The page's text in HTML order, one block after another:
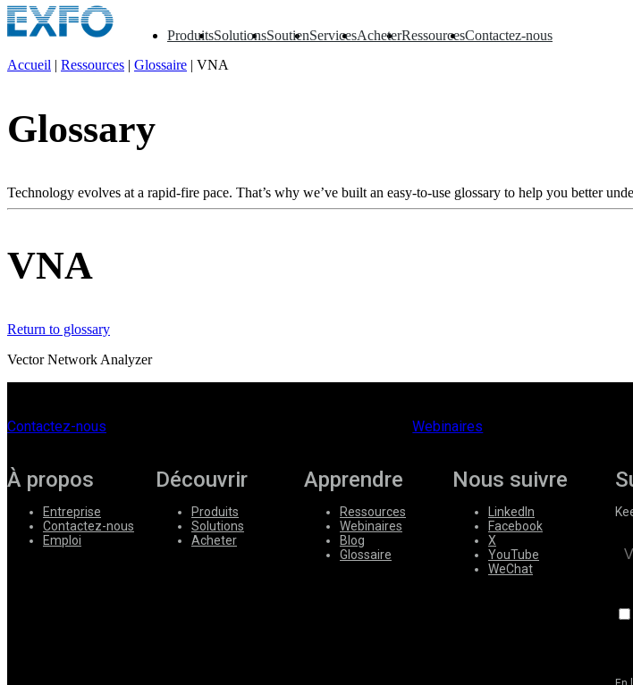
Produits
▼ Solutions
▼ Soutien
▼ Services
▼ Acheter
▼ Ressources
▼ Contactez-nous
▼
Produits
Solutions
Acheter
nous
Register Login
Corporate
Careers
Partners
Accueil | Ressources | Glossaire | VNA
Glossary
Technology evolves at a rapid-fire pace. That’s why we’ve built an easy-to-use glossary to help you better
VNA
Return to glossary
Vector Network Analyzer
Contactez-nous Webinaires
À propos
Entreprise
Contactez-nous
Emploi
Découvrir
Produits
Solutions
Acheter
Apprendre
Ressources
Webinaires
Blog
Glossaire
Nous suivre
LinkedIn
Facebook
X
YouTube
WeChat